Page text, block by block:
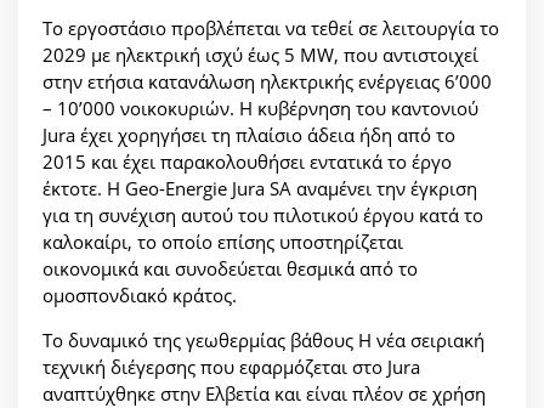
Το εργοστάσιο προβλέπεται να τεθεί σε λειτουργία το
2029 με ηλεκτρική ισχύ έως 5 MW, που αντιστοιχεί
στην ετήσια κατανάλωση ηλεκτρικής ενέργειας 6’000
– 10’000 νοικοκυριών. Η κυβέρνηση του καντονιού
Jura έχει χορηγήσει τη πλαίσιο άδεια ήδη από το
2015 και έχει παρακολουθήσει εντατικά το έργο
έκτοτε. Η Geo-Energie Jura SA αναμένει την έγκριση
για τη συνέχιση αυτού του πιλοτικού έργου κατά το
καλοκαίρι, το οποίο επίσης υποστηρίζεται
οικονομικά και συνοδεύεται θεσμικά από το
ομοσπονδιακό κράτος.
Το δυναμικό της γεωθερμίας βάθους Η νέα σειριακή
τεχνική διέγερσης που εφαρμόζεται στο Jura
αναπτύχθηκε στην Ελβετία και είναι πλέον σε χρήση